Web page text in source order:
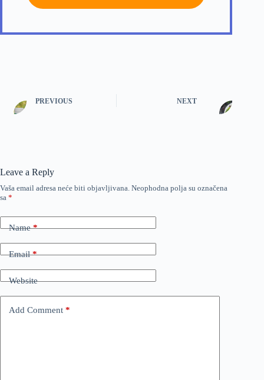
PREVIOUS NEXT
Leave a Reply
Vaša email adresa neće biti objavljivana. Neophodna polja su označena
sa *
Name*
Email*
Website
Add Comment *